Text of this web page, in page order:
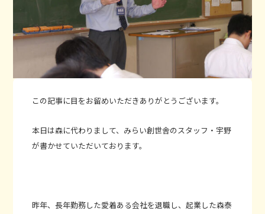
この記事に目をお留めいただきありがとうございます。
本日は森に代わりまして、みらい創世舎のスタッフ・宇野
が書かせていただいております。
昨年、長年勤務した愛着ある会社を退職し、起業した森泰